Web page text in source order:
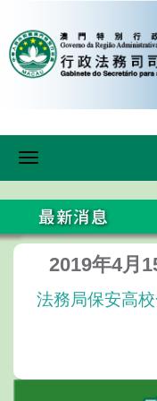
Toggle
2019年4月
法務局保安高